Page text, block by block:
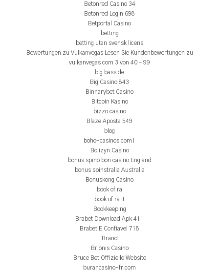
Betonred Casino 34
Betonred Login 698
Betportal Casino
betting
betting utan svensk licens
Bewertungen zu Vulkanvegas Lesen Sie Kundenbewertungen zu
vulkanvegas com 3 von 40 – 99
big bass de
Big Casino 843
Binnarybet Casino
Bitcoin Kasino
bizzo casino
Blaze Aposta 549
blog
boho-casinos.com1
Bolizyn Casino
bonus spino bon casino England
bonus spinstralia Australia
Bonuskong Casino
book of ra
book of ra it
Bookkeeping
Brabet Download Apk 411
Brabet E Confiavel 718
Brand
Brionis Casino
Bruce Bet Offizielle Website
burancasino-fr.com